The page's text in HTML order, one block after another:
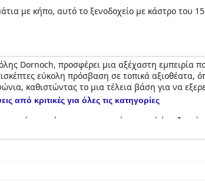
με κήπο, αυτό το ξενοδοχείο με κάστρο του
Dornoch, προσφέρει μια αξέχαστη εμπειρία
εύκολη πρόσβαση σε τοπικά αξιοθέατα,
καθιστώντας το μια τέλεια βάση για να
ατμόσφαιρά του, που ενισχύεται από ένα ζεστό
τους, διαθέτουν μεγάλα, πολυτελή
περιβάλλον παρά τις μικρές διαφορές στη
να νιώθουν ότι ταξιδεύουν πίσω στο
και του δείπνου, είναι ιδιαίτερα
από κριτικές για όλες τις κατηγορίες